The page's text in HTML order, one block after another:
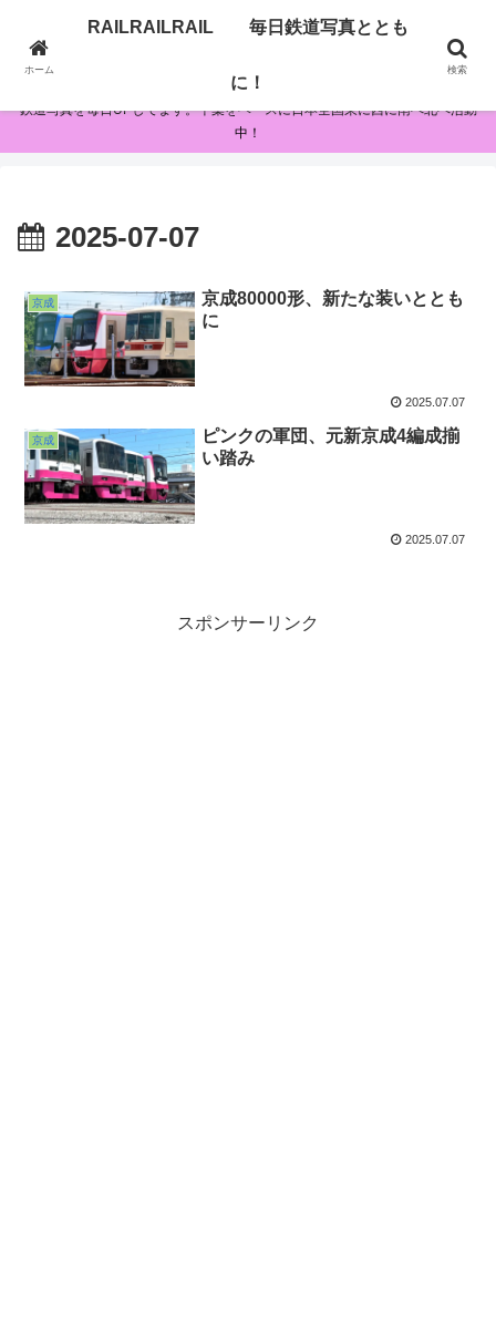
RAILRAILRAIL 毎日鉄道写真とともに！
鉄道写真を毎日UPしてます。千葉をベースに日本全国東に西に南へ北へ活動
中！
2025-07-07
京成
京成80000形、新たな装いととも
に
2025.07.07
京成
ピンクの軍団、元新京成4編成揃
い踏み
2025.07.07
スポンサーリンク
ホーム
RAILRAILRAIL 毎日鉄道写真ととも
に！
検索